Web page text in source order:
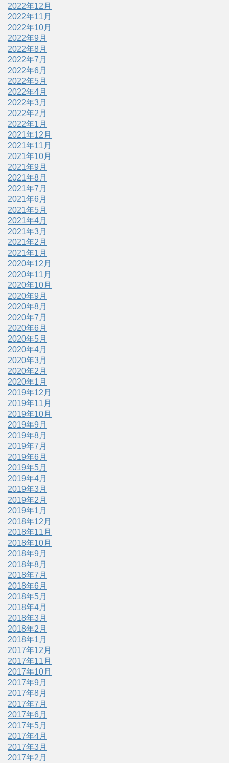
2022年12月
2022年11月
2022年10月
2022年9月
2022年8月
2022年7月
2022年6月
2022年5月
2022年4月
2022年3月
2022年2月
2022年1月
2021年12月
2021年11月
2021年10月
2021年9月
2021年8月
2021年7月
2021年6月
2021年5月
2021年4月
2021年3月
2021年2月
2021年1月
2020年12月
2020年11月
2020年10月
2020年9月
2020年8月
2020年7月
2020年6月
2020年5月
2020年4月
2020年3月
2020年2月
2020年1月
2019年12月
2019年11月
2019年10月
2019年9月
2019年8月
2019年7月
2019年6月
2019年5月
2019年4月
2019年3月
2019年2月
2019年1月
2018年12月
2018年11月
2018年10月
2018年9月
2018年8月
2018年7月
2018年6月
2018年5月
2018年4月
2018年3月
2018年2月
2018年1月
2017年12月
2017年11月
2017年10月
2017年9月
2017年8月
2017年7月
2017年6月
2017年5月
2017年4月
2017年3月
2017年2月